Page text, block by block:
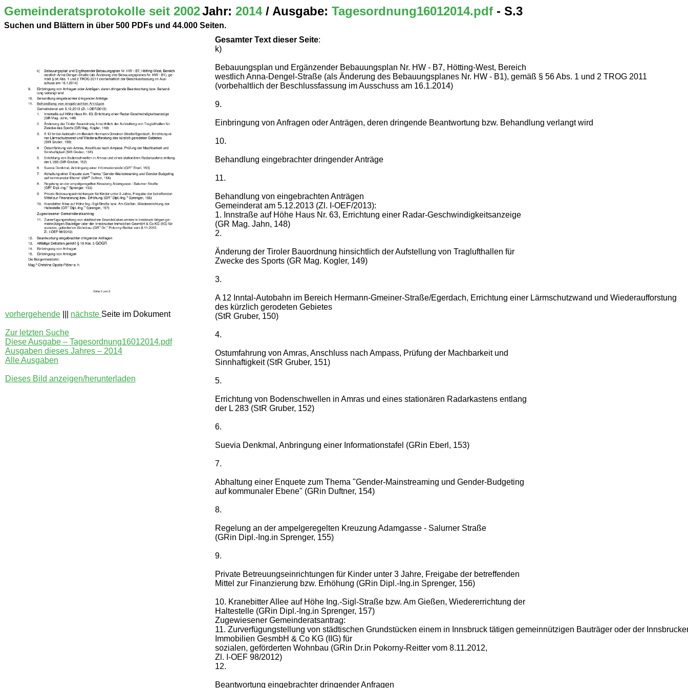
Gemeinderatsprotokolle seit 2002Jahr: 2014 / Ausgabe: Tagesordnung16012014.pdf - S.3
Suchen und Blättern in über 500 PDFs und 44.000 Seiten.
vorhergehende nächste Seite im Dokument
Zur letzten Suche
Diese Ausgabe – Tagesordnung16012014.pdf
Ausgaben dieses Jahres – 2014
Alle Ausgaben
Dieses Bild anzeigen/herunterladen
Gesamter Text dieser Seite:
k)
Bebauungsplan und Ergänzender Bebauungsplan Nr. HW - B7, Hötting-West, Bereich
westlich Anna-Dengel-Straße (als Änderung des Bebauungsplanes Nr. HW - B1), gemäß § 56 Abs. 1 und 2 TROG 2011
(vorbehaltlich der Beschlussfassung im Ausschuss am 16.1.2014)
9.
Einbringung von Anfragen oder Anträgen, deren dringende Beantwortung bzw. Behandlung verlangt wird
10.
Behandlung eingebrachter dringender Anträge
11.
Behandlung von eingebrachten Anträgen
Gemeinderat am 5.12.2013 (Zl. I-OEF/2013):
1. Innstraße auf Höhe Haus Nr. 63, Errichtung einer Radar-Geschwindigkeitsanzeige
(GR Mag. Jahn, 148)
2.
Änderung der Tiroler Bauordnung hinsichtlich der Aufstellung von Traglufthallen für
Zwecke des Sports (GR Mag. Kogler, 149)
3.
A 12 Inntal-Autobahn im Bereich Hermann-Gmeiner-Straße/Egerdach, Errichtung einer Lärmschutzwand und Wiederaufforstung
des kürzlich gerodeten Gebietes
(StR Gruber, 150)
4.
Ostumfahrung von Amras, Anschluss nach Ampass, Prüfung der Machbarkeit und
Sinnhaftigkeit (StR Gruber, 151)
5.
Errichtung von Bodenschwellen in Amras und eines stationären Radarkastens entlang
der L 283 (StR Gruber, 152)
6.
Suevia Denkmal, Anbringung einer Informationstafel (GRin Eberl, 153)
7.
Abhaltung einer Enquete zum Thema "Gender-Mainstreaming und Gender-Budgeting
auf kommunaler Ebene" (GRin Duftner, 154)
8.
Regelung an der ampelgeregelten Kreuzung Adamgasse - Salurner Straße
(GRin Dipl.-Ing.in Sprenger, 155)
9.
Private Betreuungseinrichtungen für Kinder unter 3 Jahre, Freigabe der betreffenden
Mittel zur Finanzierung bzw. Erhöhung (GRin Dipl.-Ing.in Sprenger, 156)
10. Kranebitter Allee auf Höhe Ing.-Sigl-Straße bzw. Am Gießen, Wiedererrichtung der
Haltestelle (GRin Dipl.-Ing.in Sprenger, 157)
Zugewiesener Gemeinderatsantrag:
11. Zurverfügungstellung von städtischen Grundstücken einem in Innsbruck tätigen gemeinnützigen Bauträger oder der
Immobilien GesmbH & Co KG (IIG) für
sozialen, geförderten Wohnbau (GRin Dr.in Pokorny-Reitter vom 8.11.2012,
Zl. I-OEF 98/2012)
12.
Beantwortung eingebrachter dringender Anfragen